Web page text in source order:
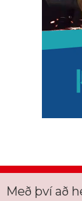
Með því að